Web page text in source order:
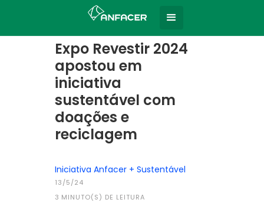
Todas as notícias
Expo Revestir 2024
apostou em
iniciativa
sustentável com
doações e
reciclagem
Iniciativa Anfacer + Sustentável
13/5/24
3 MINUTO(S) DE LEITURA